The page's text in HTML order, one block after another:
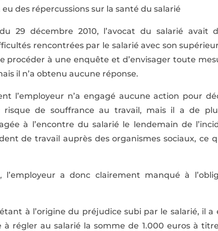
des répercussions sur la santé du salarié
29 décembre 2010, l’avocat du salarié avait
rencontrées par le salarié avec son
procéder à une enquête et d’envisager toute
il n’a obtenu aucune réponse.
l’employeur n’a engagé aucune action pour
risque de souffrance au travail, mais il a de
à l’encontre du salarié le lendemain de
de travail auprès des organismes sociaux, ce
l’employeur a donc clairement manqué à
à l’origine du préjudice subi par le salarié, il a
à régler au salarié la somme de 1.000 euros à